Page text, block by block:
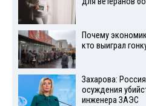
Почему
кто выиграл
Захарова:
осуждения
инженера ЗАЭС